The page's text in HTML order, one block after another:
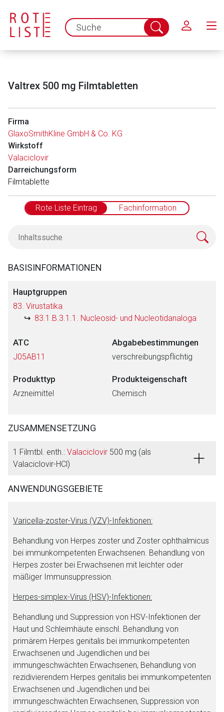
spc.search.input.placeholder
Suche
abschicken
Valtrex 500 mg Filmtabletten
Firma
GlaxoSmithKline GmbH & Co. KG
Wirkstoff
Valaciclovir
Darreichungsform
Filmtablette
Rote Liste Eintrag Fachinformation
BASISINFORMATIONEN
Hauptgruppen
83. Virustatika
83.1.B.3.1.1. Nucleosid- und Nucleotidanaloga
ATC
J05AB11
Abgabebestimmungen
verschreibungspflichtig
Produkttyp
Arzneimittel
Produkteigenschaft
Chemisch
ZUSAMMENSETZUNG
1 Filmtbl. enth.: Valaciclovir 500 mg (als
Valaciclovir-HCl)
ANWENDUNGSGEBIETE
Varicella-zoster-Virus (VZV)-Infektionen:
Behandlung von Herpes zoster und Zoster ophthalmicus
bei immunkompetenten Erwachsenen. Behandlung von
Herpes zoster bei Erwachsenen mit leichter oder
mäßiger Immunsuppression.
Herpes-simplex-Virus (HSV)-Infektionen:
Behandlung und Suppression von HSV-Infektionen der
Haut und Schleimhäute einschl. Behandlung von
primärem Herpes genitalis bei immunkompetenten
Erwachsenen und Jugendlichen und bei
immungeschwächten Erwachsenen, Behandlung von
rezidivierendem Herpes genitalis bei immunkompetenten
Erwachsenen und Jugendlichen und bei
immungeschwächten Erwachsenen, Suppression von